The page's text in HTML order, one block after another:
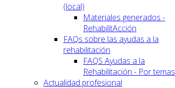
(local)
Materiales generados -
RehabilitAcción
FAQs sobre las ayudas a la
rehabilitación
FAQS Ayudas a la
Rehabilitación - Por temas
Actualidad profesional